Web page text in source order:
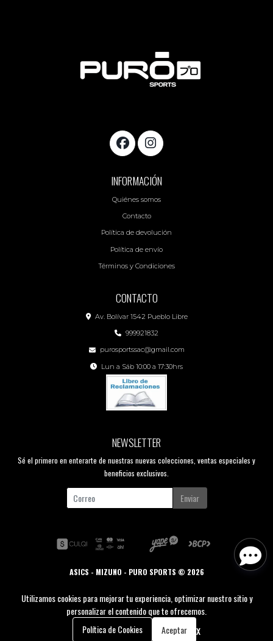
INFORMACIÓN
Quiénes somos
Contacto
Política de devolución
Política de envío
Términos y Condiciones
CONTACTO
Av. Bolívar 1542 Pueblo Libre
999921832
purosportssac@gmail.com
Lun a Sáb 10:00 a 17:30hrs
NEWSLETTER
Sé el primero en enterarte de nuestras nuevas colecciones, ventas especiales y
beneficios exclusivos.
Enviar
ASICS - MIZUNO - PURO SPORTS © 2026
0
Utilizamos cookies para mejorar tu experiencia, optimizar nuestro sitio y
personalizar el contenido que te ofrecemos.
Política de Cookies
Aceptar x